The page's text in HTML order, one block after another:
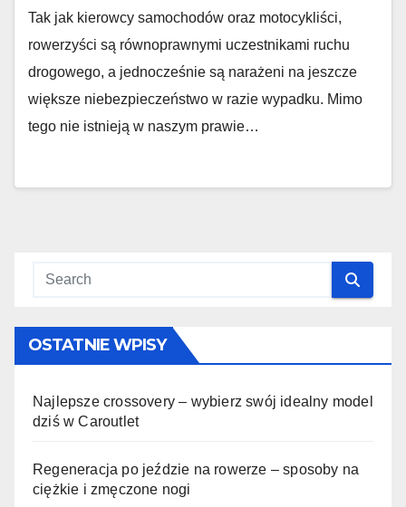
Tak jak kierowcy samochodów oraz motocykliści,
rowerzyści są równoprawnymi uczestnikami ruchu
drogowego, a jednocześnie są narażeni na jeszcze
większe niebezpieczeństwo w razie wypadku. Mimo
tego nie istnieją w naszym prawie…
OSTATNIE WPISY
Najlepsze crossovery – wybierz swój idealny model
dziś w Caroutlet
Regeneracja po jeździe na rowerze – sposoby na
ciężkie i zmęczone nogi